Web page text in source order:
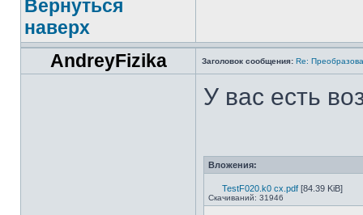
Вернуться
наверх
AndreyFizika
Заголовок сообщения: Re:
У вас есть
Вложения:
TestF020.k0 cx.pdf [84.39 KiB]
Скачиваний: 31946